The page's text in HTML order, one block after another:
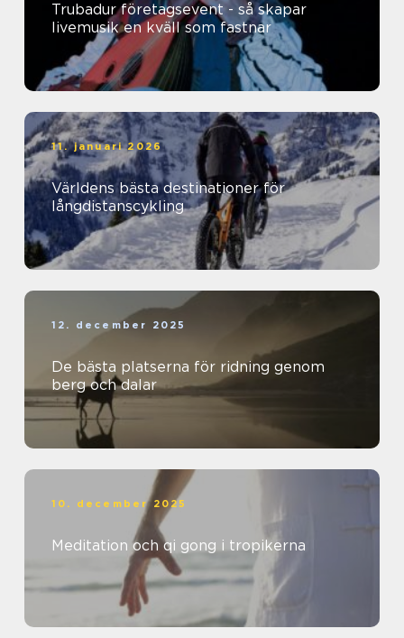
Trubadur företagsevent - så skapar
livemusik en kväll som fastnar
11. januari 2026
Världens bästa destinationer för
långdistanscykling
12. december 2025
De bästa platserna för ridning genom
berg och dalar
10. december 2025
Meditation och qi gong i tropikerna